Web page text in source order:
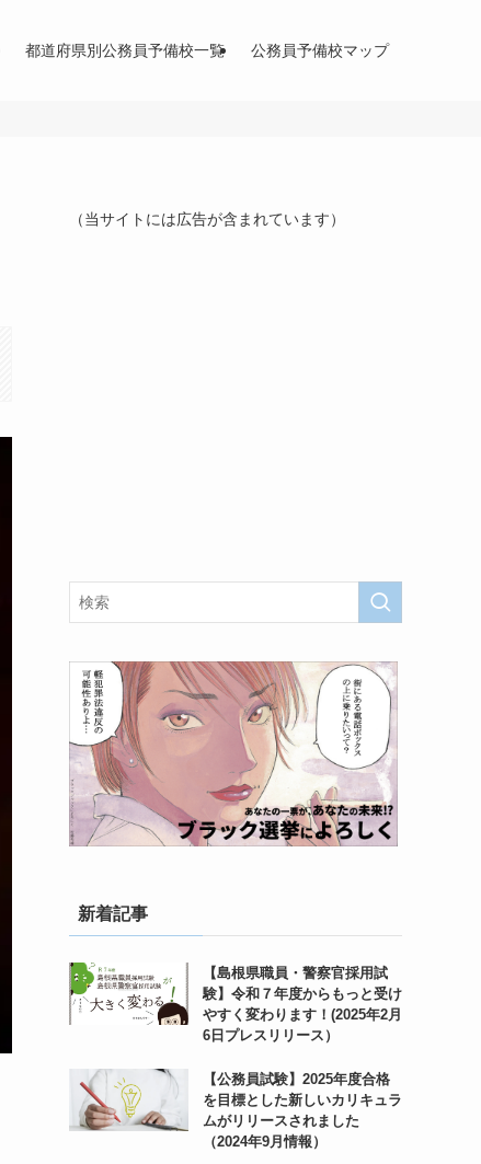
都道府県別公務員予備校一覧 公務員予備校マップ
（当サイトには広告が含まれています）
新着記事
【島根県職員・警察官採用試
験】令和７年度からもっと受け
やすく変わります！(2025年2月
6日プレスリリース）
【公務員試験】2025年度合格
を目標とした新しいカリキュラ
ムがリリースされました
（2024年9月情報）